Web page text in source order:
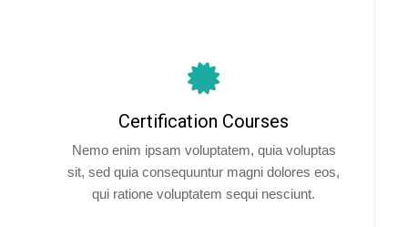
Certification Courses
Nemo enim ipsam voluptatem, quia voluptas
sit, sed quia consequuntur magni dolores eos,
qui ratione voluptatem sequi nesciunt.